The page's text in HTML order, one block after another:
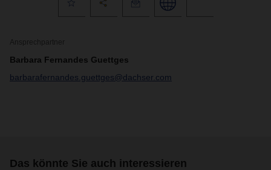
Ansprechpartner
Barbara Fernandes Guettges
barbarafernandes.guettges@dachser.com
Das könnte Sie auch interessieren